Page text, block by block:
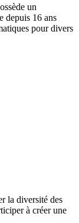
un
depuis 16 ans
pour divers
la diversité des
à créer une